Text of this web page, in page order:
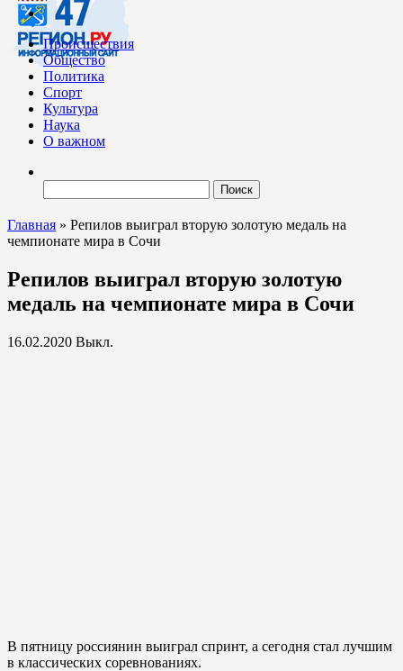
Происшествия
Общество
Политика
Спорт
Культура
Наука
О важном
Главная » Репилов выиграл вторую золотую медаль на
чемпионате мира в Сочи
Репилов выиграл вторую золотую
медаль на чемпионате мира в Сочи
16.02.2020 Выкл.
В пятницу россиянин выиграл спринт, а сегодня стал лучшим
в классических соревнованиях.